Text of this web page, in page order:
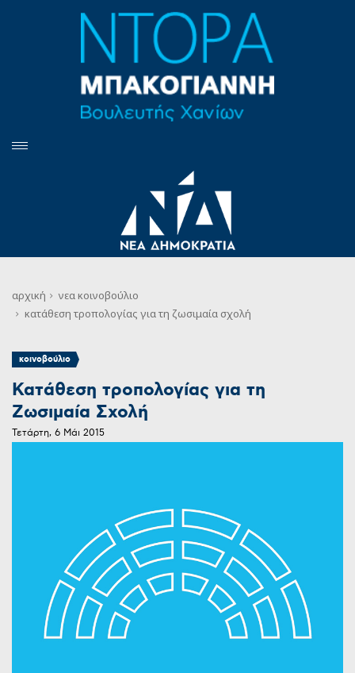
αρχική νεακοινοβούλιο
κατάθεση τροπολογίας για τη ζωσιμαία σχολή
κοινοβούλιο
Κατάθεση τροπολογίας για τη
Ζωσιμαία Σχολή
Τετάρτη, 6 Μάι 2015